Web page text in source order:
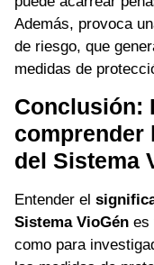
Además, provoca
de riesgo, que
medidas de
Conclusión:
comprender
del Sistema
Entender el
Sistema VioGén es
como para